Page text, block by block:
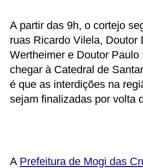
A partir das 9h, o cortejo
ruas Ricardo Vilela, Doutor
Wertheimer e Doutor Paulo
chegar à Catedral de
é que as interdições na
sejam finalizadas por volta
A Prefeitura de Mogi das